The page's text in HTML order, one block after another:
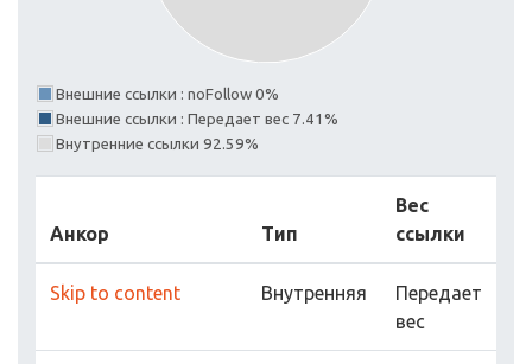
Внешние ссылки : noFollow 0%
Внешние ссылки : Передает вес 7.41%
Внутренние ссылки 92.59%
Анкор Тип
Вес
ссылки
Skip to content Внутренняя
Передает
вес